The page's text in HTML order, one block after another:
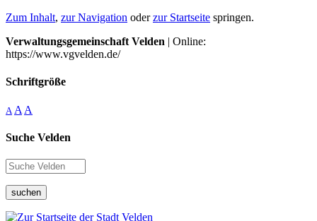
Zum Inhalt, zur Navigation oderzur Startseite springen.
Verwaltungsgemeinschaft Velden | Online:
https://www.vgvelden.de/
Schriftgröße
A A A
Suche Velden
suchen